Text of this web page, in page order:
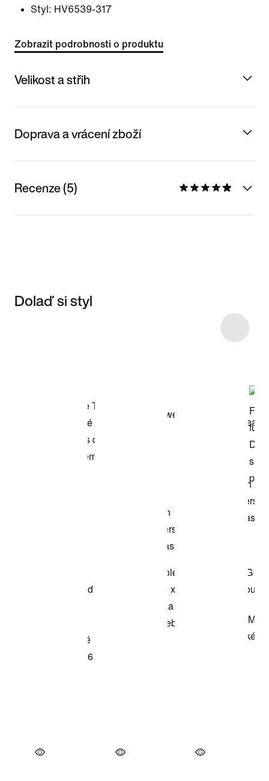
Styl: HV6539-317
Zobrazit podrobnosti o produktu
Velikost a střih
Doprava a vrácení zboží
Recenze (5)
Dolaď si styl